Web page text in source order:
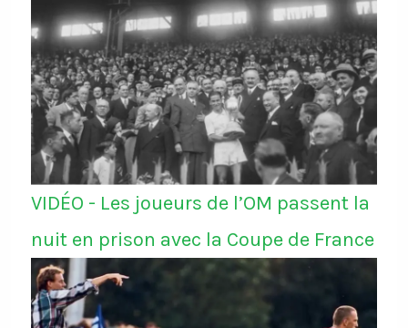
VIDÉO - Les joueurs de l’OM passent la
nuit en prison avec la Coupe de France